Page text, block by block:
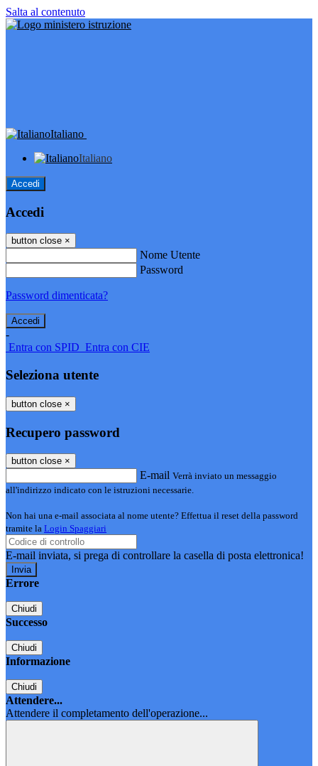
Salta al contenuto
Italiano
Italiano
Accedi
Accedi
button close ×
Nome Utente
Password
Password dimenticata?
-
Entra con SPID Entra con CIE
Seleziona utente
button close ×
Recupero password
button close ×
E-mail Verrà inviato un messaggio
all'indirizzo indicato con le istruzioni necessarie.
Non hai una e-mail associata al nome utente? Effettua il reset della password
tramite la Login Spaggiari
E-mail inviata, si prega di controllare la casella di posta elettronica!
Errore
Chiudi
Successo
Chiudi
Informazione
Chiudi
Attendere...
Attendere il completamento dell'operazione...